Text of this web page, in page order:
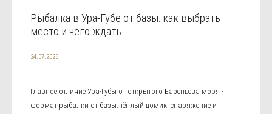
Рыбалка в Ура-Губе от базы: как выбрать
место и чего ждать
24.07.2026
Главное отличие Ура-Губы от открытого Баренцева моря -
формат рыбалки от базы: тёплый домик, снаряжение и